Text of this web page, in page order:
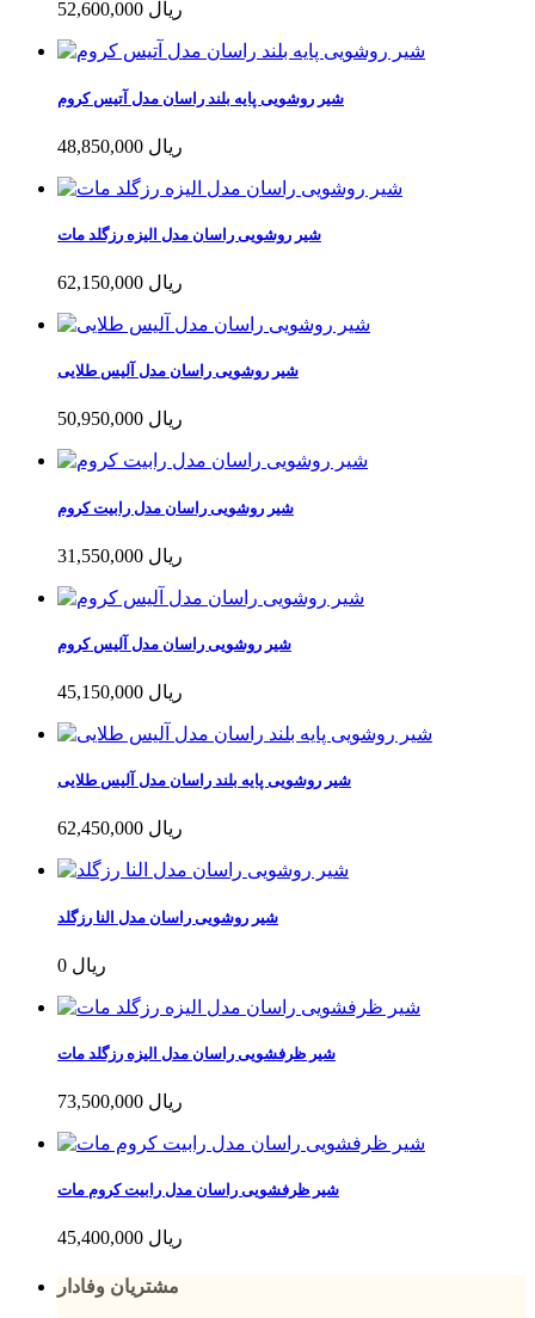
52,600,000 ریال
شیر روشویی پایه بلند راسان مدل آتیس کروم
48,850,000 ریال
شیر روشویی راسان مدل الیزه رزگلد مات
62,150,000 ریال
شیر روشویی راسان مدل آلیس طلایی
50,950,000 ریال
شیر روشویی راسان مدل رابیت کروم
31,550,000 ریال
شیر روشویی راسان مدل آلیس کروم
45,150,000 ریال
شیر روشویی پایه بلند راسان مدل آلیس طلایی
62,450,000 ریال
شیر روشویی راسان مدل النا رزگلد
0 ریال
شیر ظرفشویی راسان مدل الیزه رزگلد مات
73,500,000 ریال
شیر ظرفشویی راسان مدل رابیت کروم مات
45,400,000 ریال
مشتریان وفادار